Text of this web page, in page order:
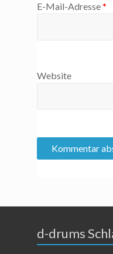
E-Mail-Adresse*
Website
d-drums